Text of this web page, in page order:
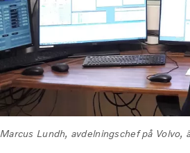
Marcus Lundh, avdelningschef på Volvo,